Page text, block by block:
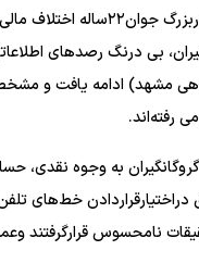
نیزحکایت ازآن داشت که
بی درنگ رصد‌های
مشهد) ادامه یافت و مشخص
رفته‌اند.
به وجوه نقدی،
دراختیارقراردادن خط‌های
نامحسوس قرارگرفتند